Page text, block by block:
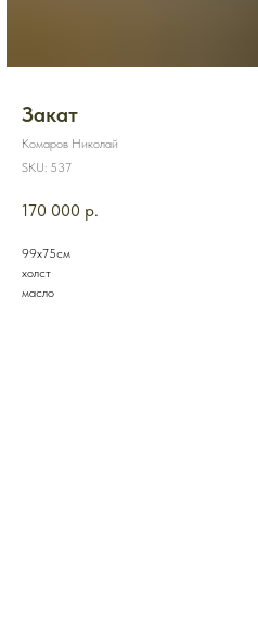
Закат
Комаров Николай
SKU: 537
170 000 р.
99х75см
холст
масло